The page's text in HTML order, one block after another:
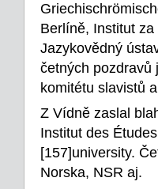
Berlíně, Institut
Jazykovědný
četných pozdravů
komitétu slavistů
Z Vídně zaslal
Institut des
[157]university.
Norska, NSR aj.